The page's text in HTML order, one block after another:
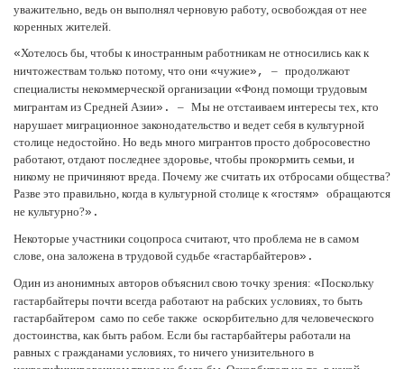
уважительно, ведь он выполнял черновую работу, освобождая от нее
коренных жителей.
«Хотелось бы, чтобы к иностранным работникам не относились как к
ничтожествам только потому, что они «чужие», – продолжают
специалисты некоммерческой организации «Фонд помощи трудовым
мигрантам из Средней Азии». – Мы не отстаиваем интересы тех, кто
нарушает миграционное законодательство и ведет себя в культурной
столице недостойно. Но ведь много мигрантов просто добросовестно
работают, отдают последнее здоровье, чтобы прокормить семьи, и
никому не причиняют вреда. Почему же считать их отбросами общества?
Разве это правильно, когда в культурной столице к «гостям» обращаются
не культурно?».
Некоторые участники соцопроса считают, что проблема не в самом
слове, она заложена в трудовой судьбе «гастарбайтеров».
Один из анонимных авторов объяснил свою точку зрения: «Поскольку
гастарбайтеры почти всегда работают на рабских условиях, то быть
гастарбайтером само по себе также оскорбительно для человеческого
достоинства, как быть рабом. Если бы гастарбайтеры работали на
равных с гражданами условиях, то ничего унизительного в